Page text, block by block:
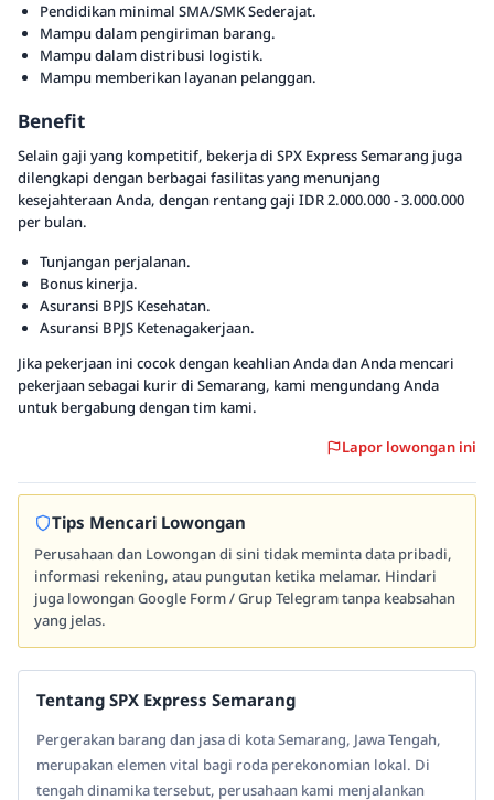
Pendidikan minimal SMA/SMK Sederajat.
Mampu dalam pengiriman barang.
Mampu dalam distribusi logistik.
Mampu memberikan layanan pelanggan.
Benefit
Selain gaji yang kompetitif, bekerja di SPX Express Semarang juga
dilengkapi dengan berbagai fasilitas yang menunjang
kesejahteraan Anda, dengan rentang gaji IDR 2.000.000 - 3.000.000
per bulan.
Tunjangan perjalanan.
Bonus kinerja.
Asuransi BPJS Kesehatan.
Asuransi BPJS Ketenagakerjaan.
Jika pekerjaan ini cocok dengan keahlian Anda dan Anda mencari
pekerjaan sebagai kurir di Semarang, kami mengundang Anda
untuk bergabung dengan tim kami.
Lapor lowongan ini
Tips Mencari Lowongan
Perusahaan dan Lowongan di sini tidak meminta data pribadi,
informasi rekening, atau pungutan ketika melamar. Hindari
juga lowongan Google Form / Grup Telegram tanpa keabsahan
yang jelas.
Tentang SPX Express Semarang
Pergerakan barang dan jasa di kota Semarang, Jawa Tengah,
merupakan elemen vital bagi roda perekonomian lokal. Di
tengah dinamika tersebut, perusahaan kami menjalankan